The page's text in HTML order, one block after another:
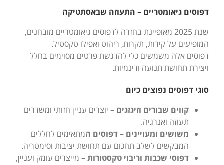
דפוסים גיאומטריים – התעוזה שבאסתטיקה
שנת 2025 מאופיינת בחזרה לדפוסים גיאומטריים מובחנים,
המופיעים על קירות, תקרות, ריהוט ואפילו טקסטיל.
דפוסים אלה משמשים כלי להדגשת פרטים מסוימים בחלל
ויצירת תחושת תנועה ודינמיות.
סוגי דפוסים נפוצים כיום
קווים שבורים וזיגזגים – יוצרים עניין חזותי ומשדרים
תעוזה ואנרגיה.
משושים ומעויינים – דפוסים המתאימים לחללים
המבקשים לשלב תחכום עם תחושת יציבות וסימטריה.
דפוסי שכבות וריבוי טקסטורות – מייצרים עומק ועניין,